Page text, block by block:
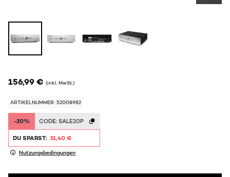
156,99 € (inkl. MwSt.)
ARTIKELNUMMER: 52008982
-20% CODE: SALE20P
DU SPARST: 31,40 €
Nutzungsbedingungen